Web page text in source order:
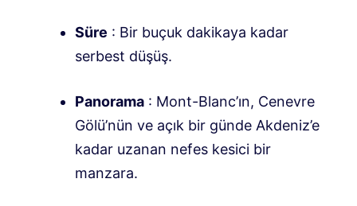
Süre : Bir buçuk dakikaya kadar
serbest düşüş.
Panorama : Mont-Blanc’ın, Cenevre
Gölü’nün ve açık bir günde Akdeniz’e
kadar uzanan nefes kesici bir
manzara.